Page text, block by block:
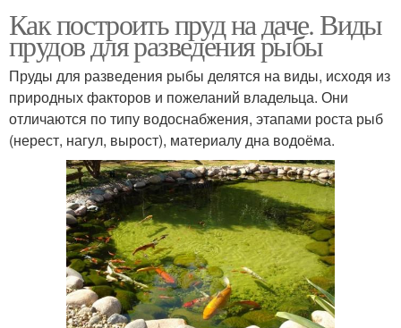
Как построить пруд на даче. Виды
прудов для разведения рыбы
Пруды для разведения рыбы делятся на виды, исходя из
природных факторов и пожеланий владельца. Они
отличаются по типу водоснабжения, этапами роста рыб
(нерест, нагул, вырост), материалу дна водоёма.